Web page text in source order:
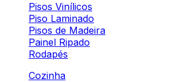
Pisos Vinílicos
Piso Laminado
Pisos de Madeira
Painel Ripado
Rodapés
Cozinha